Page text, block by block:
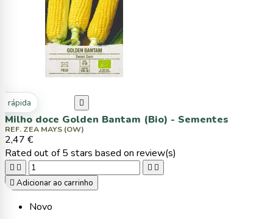
rápida 
Milho doce Golden Bantam (Bio) - Sementes
REF. ZEA MAYS (OW)
2,47 €
Rated out of 5 stars based on review(s)
   
 Adicionar ao carrinho
Novo